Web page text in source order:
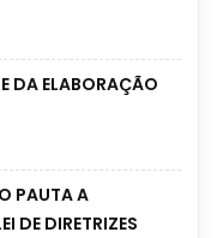
DA ELABORAÇÃO
PAUTA A
DE DIRETRIZES